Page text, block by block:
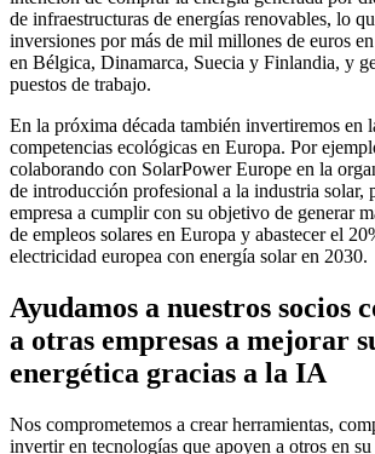
de infraestructuras de energías renovables, lo
inversiones por más de mil millones de euros
en Bélgica, Dinamarca, Suecia y Finlandia, y
puestos de trabajo.
En la próxima década también invertiremos en
competencias ecológicas en Europa. Por
colaborando con SolarPower Europe en la
de introducción profesional a la industria solar,
empresa a cumplir con su objetivo de generar
de empleos solares en Europa y abastecer el
electricidad europea con energía solar en 2030.
Ayudamos a nuestros socios
a otras empresas a mejorar
energética gracias a la IA
Nos comprometemos a crear herramientas,
invertir en tecnologías que apoyen a otros en